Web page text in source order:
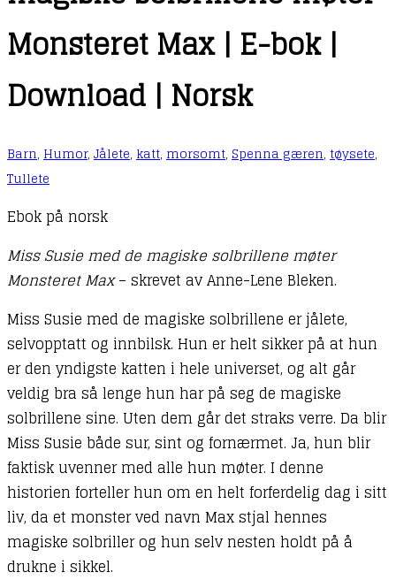
Monsteret Max | E-bok |
Download | Norsk
Barn, Humor, Jålete, katt, morsomt, Spenna gæren, tøysete,
Tullete
Ebok på norsk
Miss Susie med de magiske solbrillene møter
Monsteret Max– skrevet av Anne-Lene Bleken.
Miss Susie med de magiske solbrillene er jålete,
selvopptatt og innbilsk. Hun er helt sikker på at hun
er den yndigste katten i hele universet, og alt går
veldig bra så lenge hun har på seg de magiske
solbrillene sine. Uten dem går det straks verre. Da blir
Miss Susie både sur, sint og fornærmet. Ja, hun blir
faktisk uvenner med alle hun møter. I denne
historien forteller hun om en helt forferdelig dag i sitt
liv, da et monster ved navn Max stjal hennes
magiske solbriller og hun selv nesten holdt på å
drukne i sikkel.